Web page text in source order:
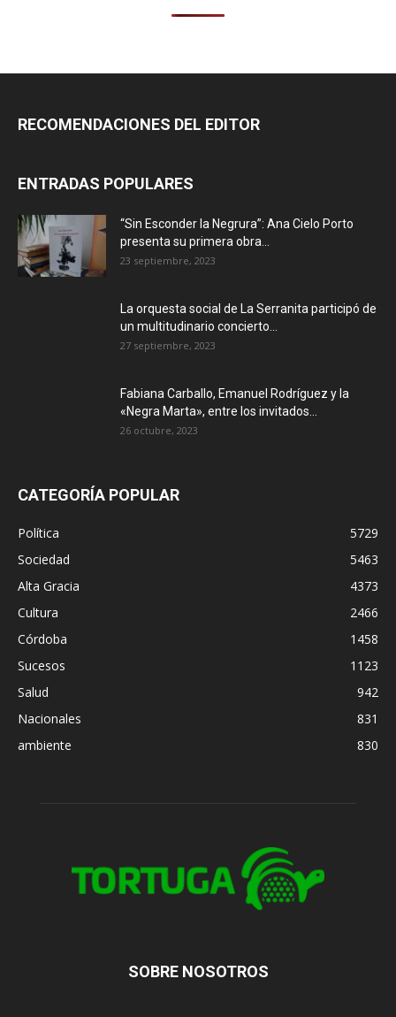
RECOMENDACIONES DEL EDITOR
ENTRADAS POPULARES
“Sin Esconder la Negrura”: Ana Cielo Porto
presenta su primera obra...
23 septiembre, 2023
La orquesta social de La Serranita participó de
un multitudinario concierto...
27 septiembre, 2023
Fabiana Carballo, Emanuel Rodríguez y la
«Negra Marta», entre los invitados...
26 octubre, 2023
CATEGORÍA POPULAR
Política
5729
Sociedad
5463
Alta Gracia
4373
Cultura
2466
Córdoba
1458
Sucesos
1123
Salud
942
Nacionales
831
ambiente
830
SOBRE NOSOTROS